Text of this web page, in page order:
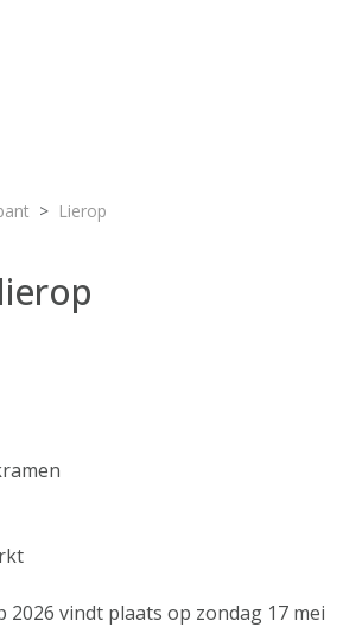
Lierop
2026 vindt plaats op zondag 17 mei